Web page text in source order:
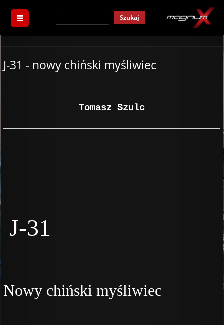
Szukaj
J-31 - nowy chiński myśliwiec
Tomasz Szulc
J-31
Nowy chiński myśliwiec